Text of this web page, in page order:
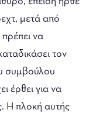
μετά από
να
τον
συμβούλου
έρθει για να
Η πλοκή αυτής